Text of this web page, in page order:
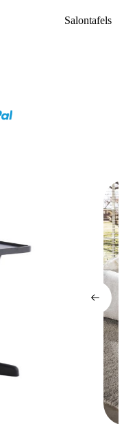
Salontafels